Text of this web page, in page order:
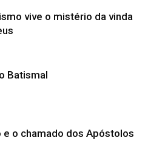
vive o mistério da vinda
Batismal
e o chamado dos Apóstolos